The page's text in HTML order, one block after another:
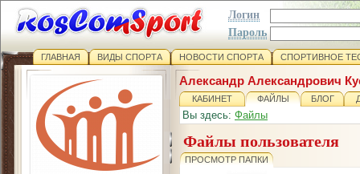
Логин
Пароль
ГЛАВНАЯ ВИДЫ СПОРТА НОВОСТИ СПОРТА СПОРТИВНОЕ
Александр Александрович
КАБИНЕТ ФАЙЛЫ БЛОГ
Вы здесь: Файлы
Файлы пользователя
ПРОСМОТР ПАПКИ